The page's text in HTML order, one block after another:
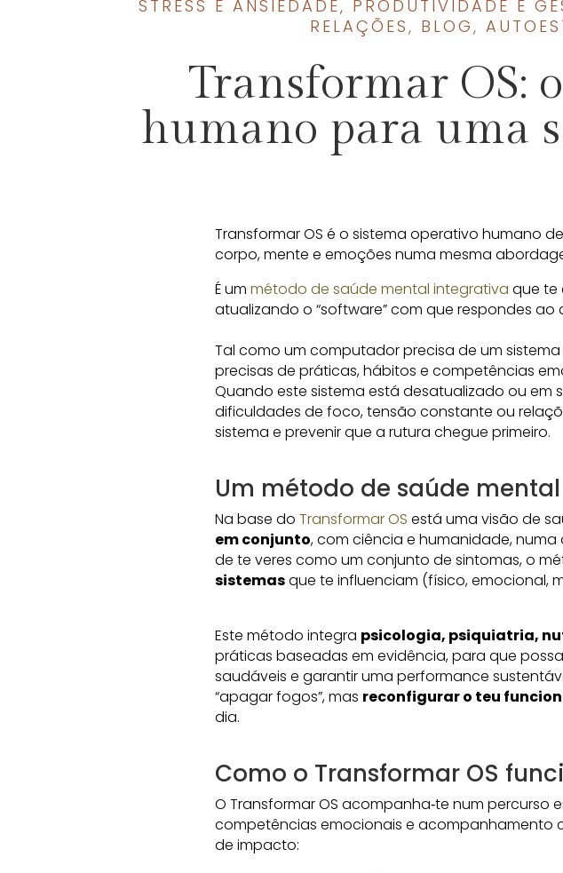
STRESS E ANSIEDADE, PRODUTIVIDADE E
RELAÇÕES , BLOG ,
Transformar OS:
humano para uma
Transformar OS é o sistema operativo humano
corpo, mente e emoções numa mesma
É um método de saúde mental integrativa que te
atualizando o “software” com que respondes ao
Tal como um computador precisa de um
precisas de práticas, hábitos e competências
Quando este sistema está desatualizado ou em
dificuldades de foco, tensão constante ou
sistema e prevenir que a rutura chegue primeiro.
Um método de saúde
Na base do Transformar OS está uma visão de
em conjunto, com ciência e humanidade,
de te veres como um conjunto de sintomas, o
sistemasque te influenciam (físico, emocional,
Este método integra psicologia, psiquiatria,
práticas baseadas em evidência, para que
saudáveis e garantir uma performance
“apagar fogos”, mas reconfigurar o teu
dia.
Como o Transformar OS
O Transformar OS acompanha‑te num
competências emocionais e acompanhamento
de impacto: